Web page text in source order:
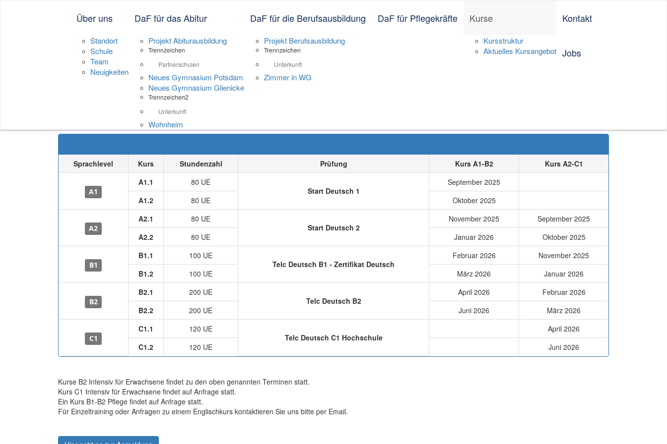
Neue Sprachenschule Annaberg Deutsch English Vietnamese
Über uns
Standort
Schule
Team
Neuigkeiten
DaF für das Abitur
Projekt Abiturausbildung
Trennzeichen
Partnerschulen
Neues Gymnasium Potsdam
Neues Gymnasium Glienicke
Trennzeichen2
Unterkunft
Wohnheim
DaF für die Berufsausbildung
Projekt Berufsausbildung
Trennzeichen
Unterkunft
Zimmer in WG
DaF für Pflegekräfte Kurse
Kursstruktur
Aktuelles Kursangebot
Kontakt
Jobs
Aktuelles Kursangebot
Sprachlevel Kurs Stundenzahl Prüfung Kurs A1-B2 Kurs A2-C1
A1
A1.1
80 UE
Start Deutsch 1
September 2025
A1.2
80 UE Oktober 2025
A2
A2.1
80 UE
Start Deutsch 2
November 2025
September 2025
A2.2
80 UE Januar 2026 Oktober 2025
B1
B1.1
100 UE
Telc Deutsch B1 - Zertifikat Deutsch
Februar 2026
November 2025
B1.2
100 UE März 2026 Januar 2026
B2
B2.1
200 UE
Telc Deutsch B2
April 2026
Februar 2026
B2.2
200 UE Juni 2026 März 2026
C1
C1.1
120 UE
Telc Deutsch C1 Hochschule
April 2026
C1.2
120 UE Juni 2026
Kurse B2 Intensiv für Erwachsene findet zu den oben genannten Terminen statt.
Kurs C1 Intensiv für Erwachsene findet auf Anfrage statt.
Ein Kurs B1-B2 Pflege findet auf Anfrage statt.
Für Einzeltraining oder Anfragen zu einem Englischkurs kontaktieren Sie uns bitte per Email.